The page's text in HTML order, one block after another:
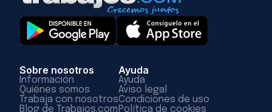
Sobre nosotros
Información
Quiénes somos
Trabaja con nosotros
Blog de Trabajos.com
Ayuda
Ayuda
Aviso legal
Condiciones de uso
Política de cookies